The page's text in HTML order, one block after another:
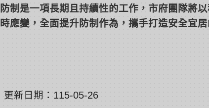
制是一項長期且持續性的工作，市府團隊將
應變，全面提升防制作為，攜手打造安全宜
新日期：115-05-26